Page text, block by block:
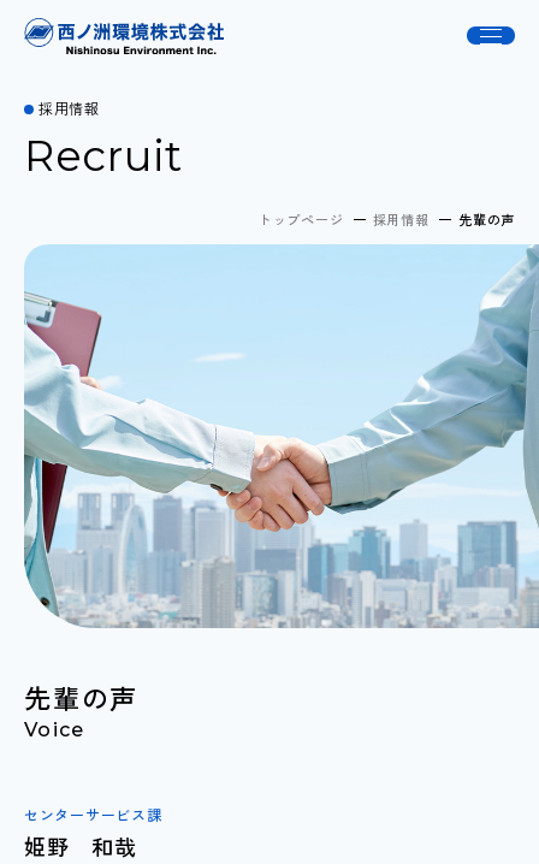
採用情報
Recruit
トップページ 採用情報 先輩の声
先輩の声
Voice
センターサービス課
姫野 和哉